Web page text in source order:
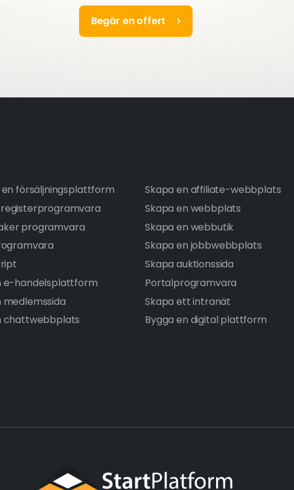
Begär en offert
försäljningsplattform
programvara
e-handelsplattform
medlemssida
chattwebbplats
Skapa en affiliate-webbplats
Skapa en webbplats
Skapa en webbutik
Skapa en jobbwebbplats
Skapa auktionssida
Portalprogramvara
Skapa ett intranät
Bygga en digital plattform